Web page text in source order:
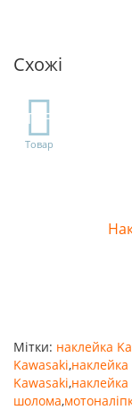
Схожі
TOP
Товар
Мітки: наклейка
Kawasaki,
Kawasaki,
шолома,